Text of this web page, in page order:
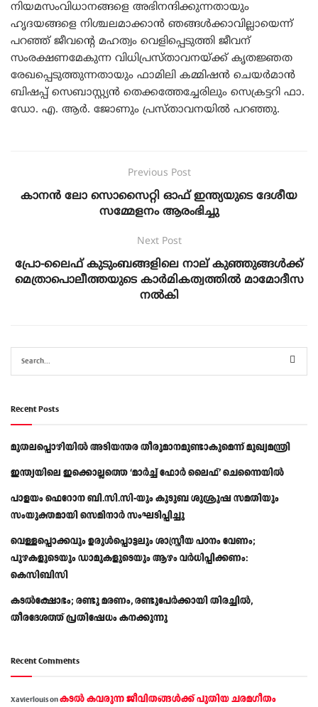
നിയമസംവിധാനങ്ങളെ അഭിനന്ദിക്കുന്നതായും
ഹൃദയങ്ങളെ നിശ്ചലമാക്കാൻ ഞങ്ങൾക്കാവില്ലായെന്ന്
പറഞ്ഞ് ജീവന്റെ മഹത്വം വെളിപ്പെടുത്തി ജീവന്‌
സംരക്ഷണമേകുന്ന വിധിപ്രസ്താവനയ്ക്ക് കൃതജ്ഞത
രേഖപ്പെടുത്തുന്നതായും ഫാമിലി കമ്മിഷൻ ചെയർമാൻ
ബിഷപ്പ് സെബാസ്റ്റ്യൻ തെക്കത്തേച്ചേരിലും സെക്രട്ടറി ഫാ.
ഡോ. എ. ആർ. ജോണും പ്രസ്താവനയിൽ പറഞ്ഞു.
Previous Post
കാനൻ ലോ സൊസൈറ്റി ഓഫ് ഇന്ത്യയുടെ ദേശീയ
സമ്മേളനം ആരംഭിച്ചു
Next Post
പ്രോ-ലൈഫ് കുടുംബങ്ങളിലെ നാല്‌ കുഞ്ഞുങ്ങൾക്ക്
മെത്രാപൊലീത്തയുടെ കാർമികത്വത്തിൽ മാമോദീസ
നൽകി
Recent Posts
മുതലപ്പൊഴിയിൽ അടിയന്തര തീരുമാനമുണ്ടാകുമെന്ന് മുഖ്യമന്ത്രി
ഇന്ത്യയിലെ ഇക്കൊല്ലത്തെ ‘മാർച്ച് ഫോർ ലൈഫ്’ ചെന്നൈയിൽ
പാളയം ഫെറോന ബി.സി.സി-യും കുടുബ ശുശ്രൂഷ സമതിയും
സംയുക്തമായി സെമിനാർ സംഘടിപ്പിച്ചു
വെള്ളപ്പൊക്കവും ഉരുള്‍പ്പൊട്ടലും ശാസ്ത്രീയ പഠനം വേണം;
പുഴകളുടെയും ഡാമുകളുടെയും ആഴം വര്‍ധിപ്പിക്കണം:
കെസിബിസി
കടൽക്ഷോഭം; രണ്ടു മരണം, രണ്ടുപേർക്കായി തിരച്ചിൽ,
തീരദേശത്ത് പ്രതിഷേധം കനക്കുന്നു
Recent Comments
Xavierlouisonകടല്‍ കവരുന്ന ജീവിതങ്ങള്‍ക്ക് പുതിയ ചരമഗീതം